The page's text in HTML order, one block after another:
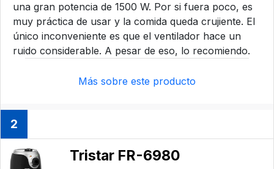
una gran potencia de 1500 W. Por si fuera poco, es
muy práctica de usar y la comida queda crujiente. El
único inconveniente es que el ventilador hace un
ruido considerable. A pesar de eso, lo recomiendo.
Más sobre este producto
2
Tristar FR-6980